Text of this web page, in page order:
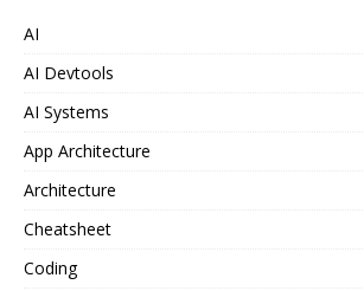
AI
AI Devtools
AI Systems
App Architecture
Architecture
Cheatsheet
Coding